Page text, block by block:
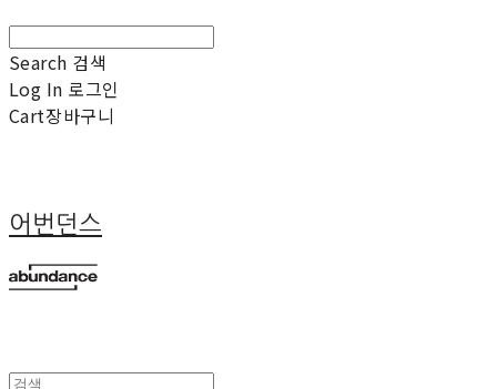
Search 검색
Log In 로그인
Cart장바구니
어번던스